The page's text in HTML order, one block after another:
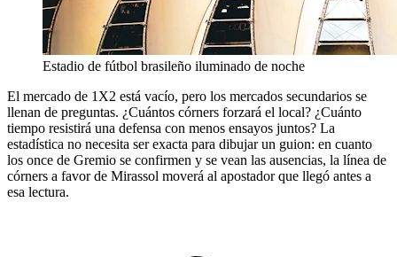
Estadio de fútbol brasileño iluminado de noche
El mercado de 1X2 está vacío, pero los mercados secundarios se
llenan de preguntas. ¿Cuántos córners forzará el local? ¿Cuánto
tiempo resistirá una defensa con menos ensayos juntos? La
estadística no necesita ser exacta para dibujar un guion: en cuanto
los once de Gremio se confirmen y se vean las ausencias, la línea de
córners a favor de Mirassol moverá al apostador que llegó antes a
esa lectura.